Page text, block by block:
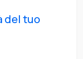
del tuo